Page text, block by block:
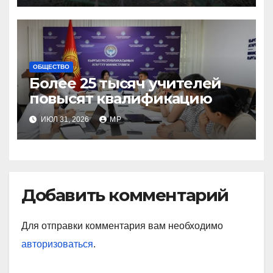
ОБЩЕСТВО
Более 25 тысяч учителей
повысят квалификацию
ИЮЛ 31, 2026 MP
Добавить комментарий
Для отправки комментария вам необходимо
авторизоваться.